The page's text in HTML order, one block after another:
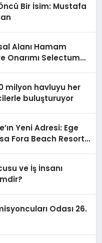
Bir İsim: Mustafa
Alanı Hamam
Onarımı Selectum
milyon havluyu her
buluşturuyor
Yeni Adresi: Ege
Fora Beach Resort
ve İş İnsanı
Odası 26.